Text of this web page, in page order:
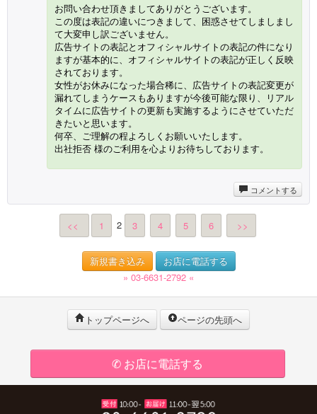
お問い合わせ頂きましてありがとうございます。
この度は表記の違いにつきまして、困惑させてしましまし
て大変申し訳ございません。
広告サイトの表記とオフィシャルサイトの表記の件になり
ますが基本的に、オフィシャルサイトの表記が正しく反映
されております。
女性がお休みになった場合稀に、広告サイトの表記変更が
漏れてしまうケースもありますが今後可能な限り、リアル
タイムに広告サイトの更新も実施するようにさせていただ
きたいと思います。
何卒、ご理解の程よろしくお願いいたします。
出社拒否 様のご利用を心よりお待ちしております。
コメントする
<< 1 2 3 4 5 6 >>
新規書き込み
お店に電話する
» 03-6631-2792 «
トップページへ ページの先頭へ
✆ お店に電話する